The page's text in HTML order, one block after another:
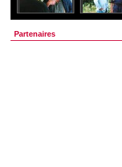
Partenaires